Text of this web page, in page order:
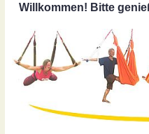
Willkommen! Bitte